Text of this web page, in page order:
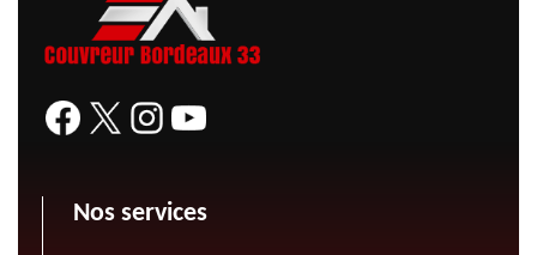
Nos services